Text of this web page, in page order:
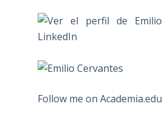
Follow me on Academia.edu